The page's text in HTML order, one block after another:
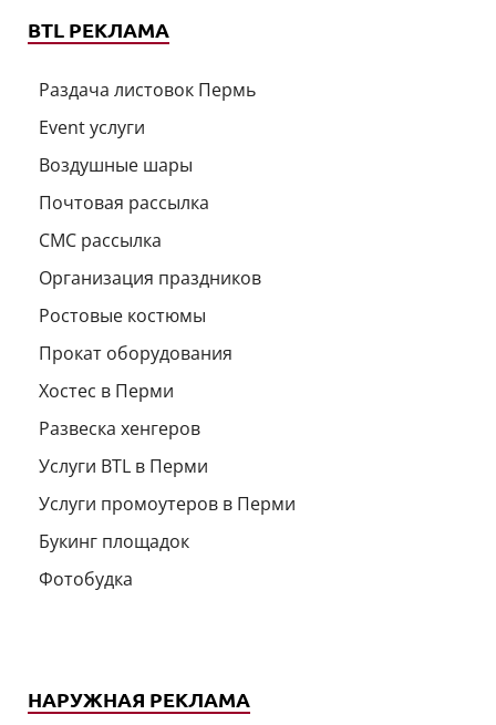
BTL РЕКЛАМА
Раздача листовок Пермь
Event услуги
Воздушные шары
Почтовая рассылка
СМС рассылка
Организация праздников
Ростовые костюмы
Прокат оборудования
Хостес в Перми
Развеска хенгеров
Услуги BTL в Перми
Услуги промоутеров в Перми
Букинг площадок
Фотобудка
НАРУЖНАЯ РЕКЛАМА